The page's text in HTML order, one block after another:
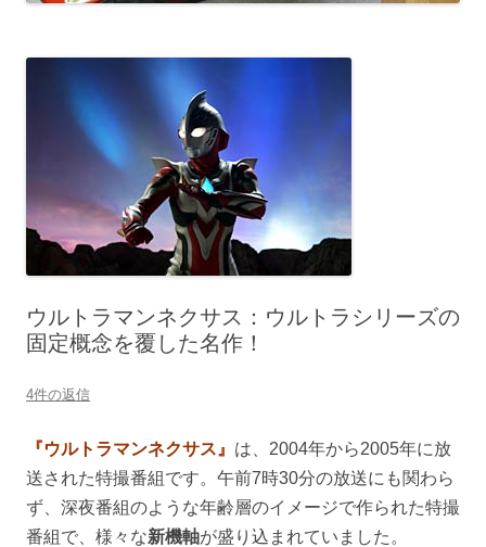
ウルトラマンネクサス：ウルトラシリーズの
固定概念を覆した名作！
4件の返信
『ウルトラマンネクサス』 は、2004年から2005年に放
送された特撮番組です。午前7時30分の放送にも関わら
ず、深夜番組のような年齢層のイメージで作られた特撮
番組で、様々な新機軸が盛り込まれていました。